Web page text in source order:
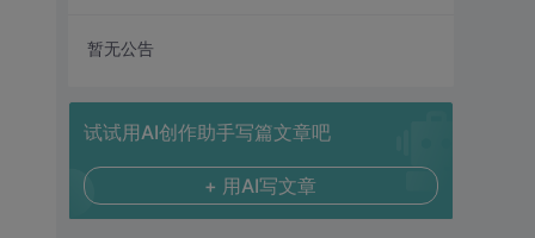
暂无公告
试试用AI创作助手写篇文章吧
+ 用AI写文章